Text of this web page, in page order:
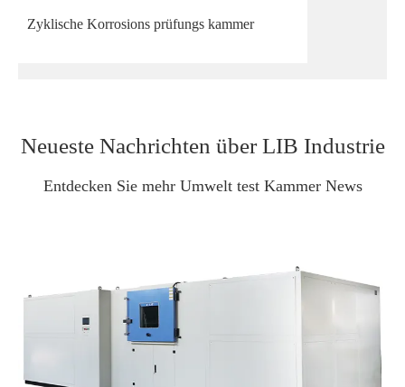
Zyklische Korrosions prüfungs kammer
Neueste Nachrichten über LIB Industrie
Entdecken Sie mehr Umwelt test Kammer News